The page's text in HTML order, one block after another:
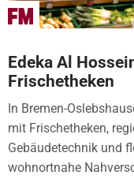
Edeka Al
Frischetheken
In Bremen-
mit Frischetheken,
Gebäudetechnik und
wohnortnahe